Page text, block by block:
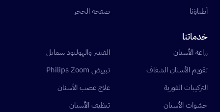
أطباؤنا
صفحة الحجز
خدماتنا
زراعة الأسنان
الفينير والهوليود سمايل
تقويم الأسنان الشفاف
تبييض Philips Zoom
التركيبات الفورية
علاج عصب الأسنان
حشوات الأسنان
تنظيف الأسنان